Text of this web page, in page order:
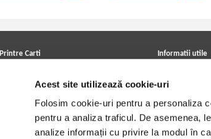
Acest site utilizează cookie-uri
Folosim cookie-uri pentru a personaliza
pentru a analiza traficul. De asemenea,
analize informații cu privire la modul în
Printre Carti
Cele mai căutate cărți
Blog Printre Carti
Informatii utile
Achizitii viniluri,
Cum cumpar?
Retur comenzi
Angajari - Cariere